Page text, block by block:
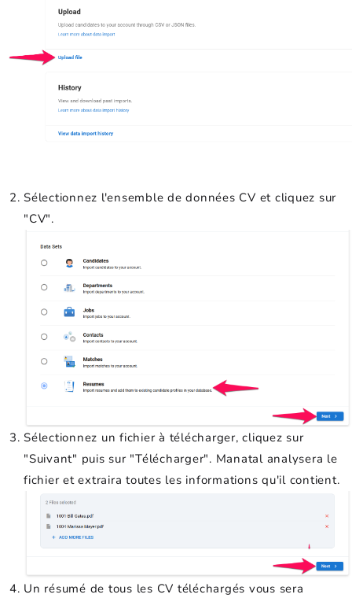
Sélectionnez l'ensemble de données CV et cliquez sur
"CV".
Sélectionnez un fichier à télécharger, cliquez sur
"Suivant" puis sur "Télécharger". Manatal analysera le
fichier et extraira toutes les informations qu'il contient.
Un résumé de tous les CV téléchargés vous sera